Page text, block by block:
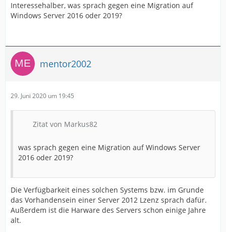
Interessehalber, was sprach gegen eine Migration auf
Windows Server 2016 oder 2019?
mentor2002
29. Juni 2020 um 19:45
Zitat von Markus82
was sprach gegen eine Migration auf Windows Server
2016 oder 2019?
Die Verfügbarkeit eines solchen Systems bzw. im Grunde
das Vorhandensein einer Server 2012 Lzenz sprach dafür.
Außerdem ist die Harware des Servers schon einige Jahre
alt.